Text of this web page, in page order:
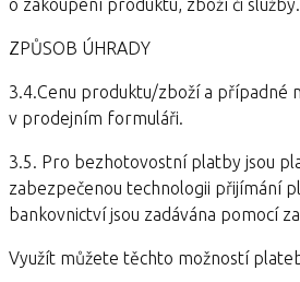
o zakoupení produktu, zboží či
ZPŮSOB ÚHRADY
3.4.Cenu produktu/zboží a případné
v prodejním formuláři.
3.5. Pro bezhotovostní platby jsou
zabezpečenou technologii přijímání
bankovnictví jsou zadávána pomocí
Využít můžete těchto možností